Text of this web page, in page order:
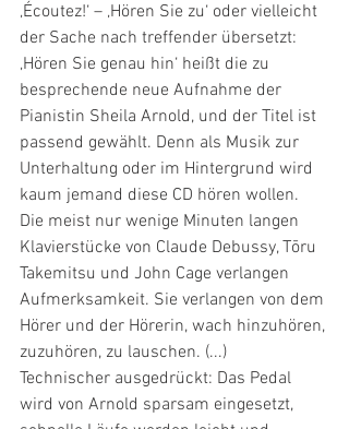
‚Écoutez!‘ – ‚Hören Sie zu‘ oder vielleicht
der Sache nach treffender übersetzt:
‚Hören Sie genau hin‘ heißt die zu
besprechende neue Aufnahme der
Pianistin Sheila Arnold, und der Titel ist
passend gewählt. Denn als Musik zur
Unterhaltung oder im Hintergrund wird
kaum jemand diese CD hören wollen.
Die meist nur wenige Minuten langen
Klavierstücke von Claude Debussy, Tōru
Takemitsu und John Cage verlangen
Aufmerksamkeit. Sie verlangen von dem
Hörer und der Hörerin, wach hinzuhören,
zuzuhören, zu lauschen. (...)
Technischer ausgedrückt: Das Pedal
wird von Arnold sparsam eingesetzt,